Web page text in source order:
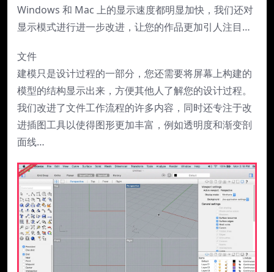
Windows 和 Mac 上的显示速度都明显加快，我们还对
显示模式进行进一步改进，让您的作品更加引人注目…
文件
建模只是设计过程的一部分，您还需要将屏幕上构建的
模型的结构显示出来，方便其他人了解您的设计过程。
我们改进了文件工作流程的许多内容，同时还专注于改
进插图工具以使得图形更加丰富，例如透明度和渐变剖
面线…